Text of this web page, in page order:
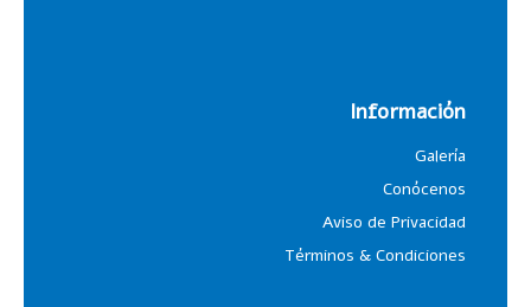
Información
Galería
Conócenos
Aviso de Privacidad
Términos & Condiciones